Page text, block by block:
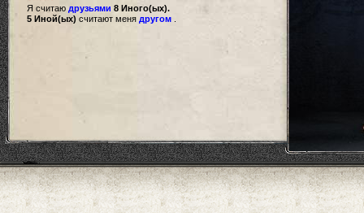
Я считаю друзьями 8 Иного(ых).
5 Иной(ых) считают меня другом